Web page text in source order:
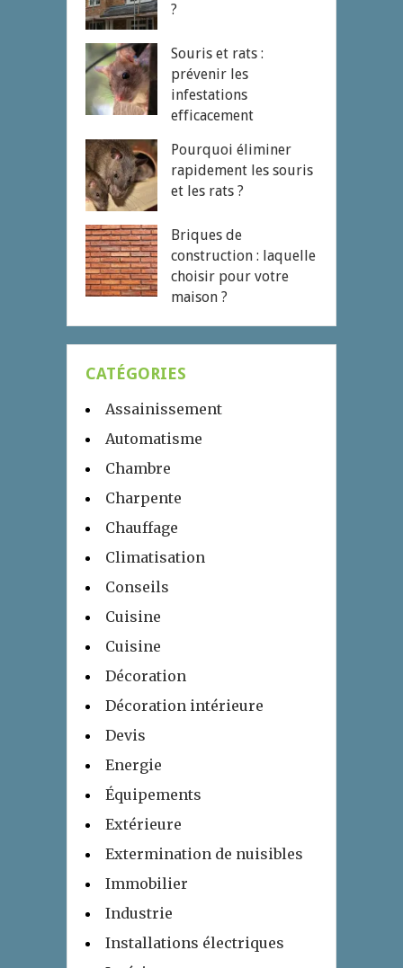
?
Souris et rats :
prévenir les
infestations
efficacement
Pourquoi éliminer
rapidement les souris
et les rats ?
Briques de
construction : laquelle
choisir pour votre
maison ?
CATÉGORIES
Assainissement
Automatisme
Chambre
Charpente
Chauffage
Climatisation
Conseils
Cuisine
Cuisine
Décoration
Décoration intérieure
Devis
Energie
Équipements
Extérieure
Extermination de nuisibles
Immobilier
Industrie
Installations électriques